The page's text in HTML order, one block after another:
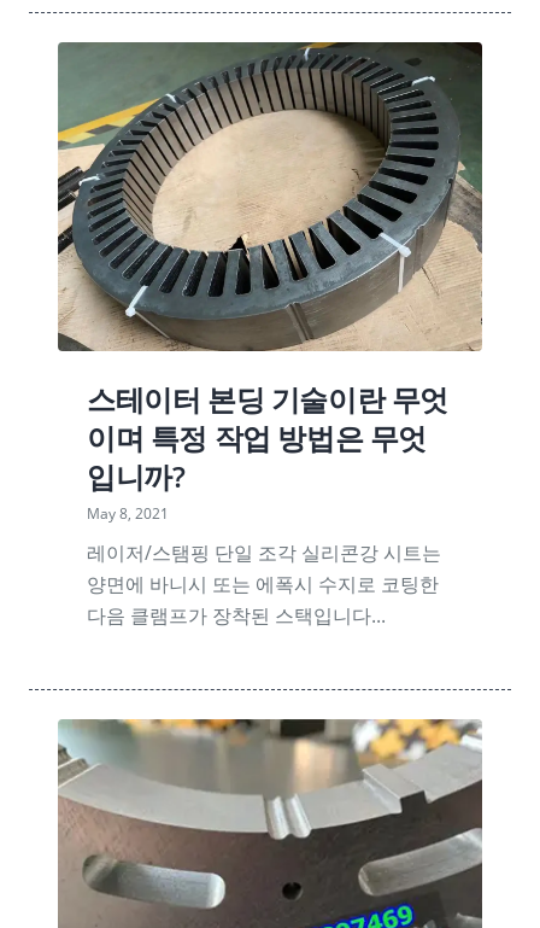
스테이터 본딩 기술이란 무엇
이며 특정 작업 방법은 무엇
입니까?
May 8, 2021
레이저/스탬핑 단일 조각 실리콘강 시트는
양면에 바니시 또는 에폭시 수지로 코팅한
다음 클램프가 장착된 스택입니다...